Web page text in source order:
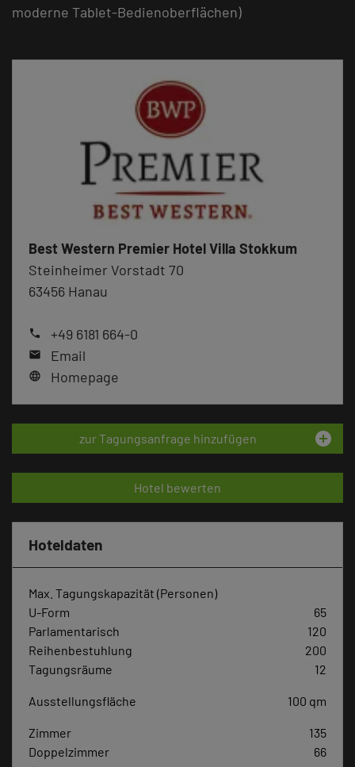
moderne Tablet-Bedienoberflächen)
Best Western Premier Hotel Villa Stokkum
Steinheimer Vorstadt 70
63456 Hanau
phone +49 6181 664-0
mail Email
language Homepage
zur Tagungsanfrage hinzufügen add_circle
Hotel bewerten
Hoteldaten
Max. Tagungskapazität (Personen)
U-Form
65
Parlamentarisch
120
Reihenbestuhlung
200
Tagungsräume
12
Ausstellungsfläche 100 qm
Zimmer
135
Doppelzimmer
66